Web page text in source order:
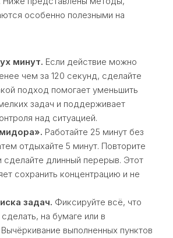
особенно полезными на
минут. Если действие можно
чем за 120 секунд, сделайте
подход помогает уменьшить
задач и поддерживает
над ситуацией.
Работайте 25 минут без
отдыхайте 5 минут. Повторите
сделайте длинный перерыв. Этот
сохранить концентрацию и не
задач. Фиксируйте всё, что
на бумаге или в
выполненных пунктов